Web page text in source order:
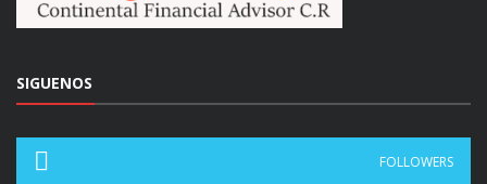
SIGUENOS
FOLLOWERS